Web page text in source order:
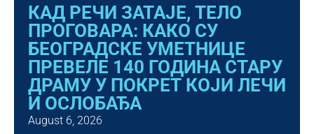
КАД РЕЧИ ЗАТАЈЕ, ТЕЛО
ПРОГОВАРА: КАКО СУ
БЕОГРАДСКЕ УМЕТНИЦЕ
ПРЕВЕЛЕ 140 ГОДИНА СТАРУ
ДРАМУ У ПОКРЕТ КОЈИ ЛЕЧИ
И ОСЛОБАЂА
August 6, 2026